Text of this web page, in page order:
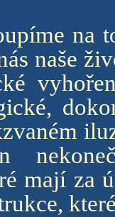
na
naše
mají za